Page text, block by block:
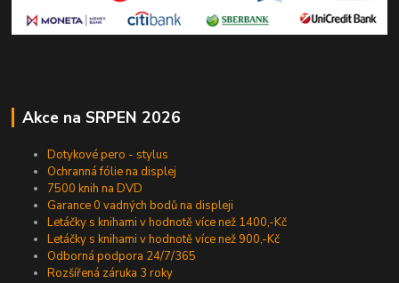
Akce na SRPEN 2026
Dotykové pero - stylus
Ochranná fólie na displej
7500 knih na DVD
Garance 0 vadných bodů na displeji
Letáčky s knihami v hodnotě více než 1400,-Kč
Letáčky s knihami v hodnotě více než 900,-Kč
Odborná podpora 24/7/365
Rozšířená záruka 3 roky